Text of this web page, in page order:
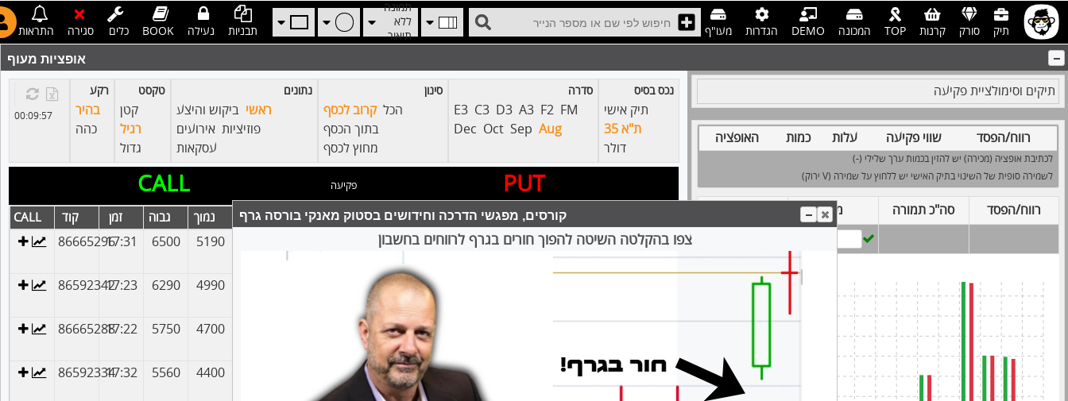
תיק סורק קרנות TOP המכונה DEMO הגדרות מעו"ף תבניות נעילה BOOK כלים סגירה התראות
אופציות מעוף
תיקים וסימולציית פקיעה
רווח/הפסד שווי פקיעה עלות כמות האופציה
לכתיבת אופציה (מכירה) יש להזין בכמות ערך שלילי (-)
לשמירה סופית של השינוי בתיק האישי יש ללחוץ על שמירה (V ירוק)
מדד סה"כ תמורה רווח/הפסד
נכס בסיס
תיק אישי
ת"א 35
דולר
סדרה
FM
F2
A3
D3
C3
E3
Aug
Sep
Oct
Dec
סינון
הכל קרוב לכסף
בתוך הכסף
מחוץ לכסף
נתונים
ראשי ביקוש והיצע
פוזיציות אירועים
עסקאות
טקסט
קטן
רגיל
גדול
רקע
בהיר
כהה
00:09:57
CALL פקיעה PUT
זמן גבוה נמוך שינוי מחיר מדד מחיר שינוי נמוך גבוה זמן קוד CALL
86666427
17:34
3000
1950
-14.94%
6450
5190
6500
17:31
86665296
-14.44%
2310
4990
6290
17:23
86592342
-14.11%
2495
4070
4700
5750
17:22
86665288
86593480
17:34
2520
-13.78%
2690
4080
5570
4400
5560
17:32
86592334
קורסים, מפגשי הדרכה וחידושים בסטוק מאנקי בורסה גרף
צפו בהקלטה השיטה להפוך חורים בגרף לרווחים בחשבון